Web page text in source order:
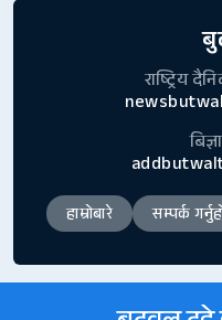
राष्ट्रिय
हाम्रोबारे सम्पर्क